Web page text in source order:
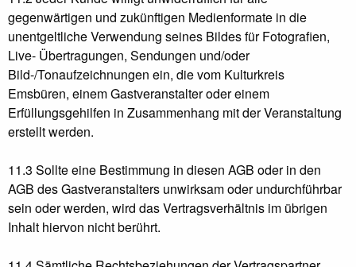
gegenwärtigen und zukünftigen Medienformate in die
unentgeltliche Verwendung seines Bildes für Fotografien,
Live- Übertragungen, Sendungen und/oder
Bild-/Tonaufzeichnungen ein, die vom Kulturkreis
Emsbüren, einem Gastveranstalter oder einem
Erfüllungsgehilfen in Zusammenhang mit der Veranstaltung
erstellt werden.
11.3 Sollte eine Bestimmung in diesen AGB oder in den
AGB des Gastveranstalters unwirksam oder undurchführbar
sein oder werden, wird das Vertragsverhältnis im übrigen
Inhalt hiervon nicht berührt.